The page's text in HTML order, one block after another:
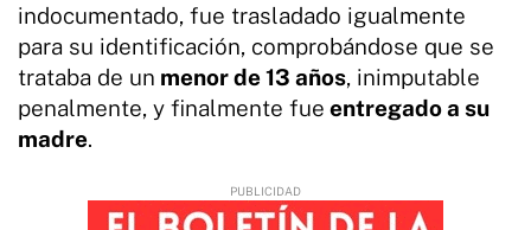
indocumentado, fue trasladado igualmente
para su identificación, comprobándose que se
trataba de un menor de 13 años, inimputable
penalmente, y finalmente fue entregado a su
madre.